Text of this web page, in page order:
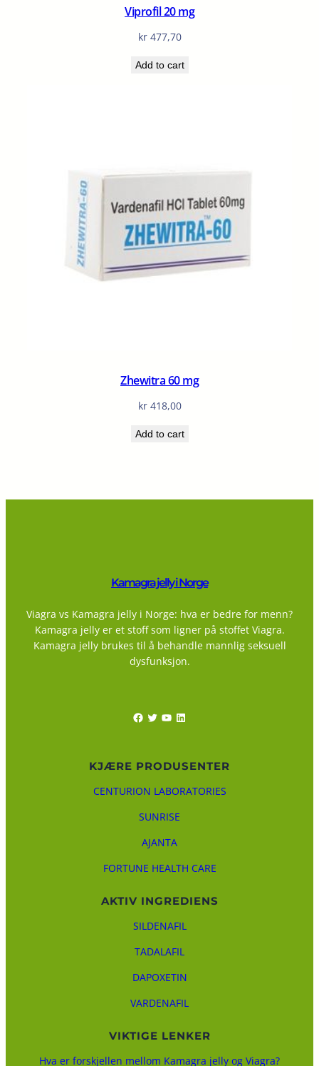
Viprofil 20 mg
kr477,70
Add to cart
Zhewitra 60 mg
kr418,00
Add to cart
Kamagra jelly i Norge
Viagra vs Kamagra jelly i Norge: hva er bedre for menn?
Kamagra jelly er et stoff som ligner på stoffet Viagra.
Kamagra jelly brukes til å behandle mannlig seksuell
dysfunksjon.
Facebook Twitter YouTube LinkedIn
KJÆRE PRODUSENTER
CENTURION LABORATORIES
SUNRISE
AJANTA
FORTUNE HEALTH CARE
AKTIV INGREDIENS
SILDENAFIL
TADALAFIL
DAPOXETIN
VARDENAFIL
VIKTIGE LENKER
Hva er forskjellen mellom Kamagra jelly og Viagra?